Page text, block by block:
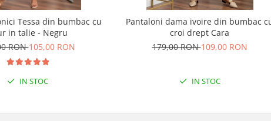
Tessa din bumbac cu
in talie - Negru
RON105,00 RON
IN STOC
Pantaloni dama ivoire din bumbac
croi drept Cara
179,00 RON109,00 RON
IN STOC